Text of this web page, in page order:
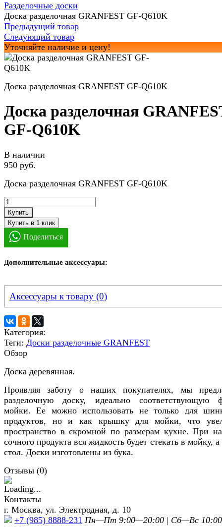
Разделочные доски
Доска разделочная GRANFEST GF-Q610K
Предыдущий товар
Следующий товар
Уточняйте наличие и цену!
Доска разделочная GRANFEST GF-Q610K
Доска разделочная
GF-Q610K
В наличии
950 руб.
Доска разделочная GRANFEST GF-Q610K
Купить
Поделиться
Дополнительные аксессуары:
Аксессуары к товару (0)
Категория:
Теги: Доски разделочные GRANFEST
Обзор
Доска деревянная.
Проявляя заботу о наших покупателях, мы
разделочную доску, идеально соответствующую
мойки. Ее можно использовать не только для
продуктов, но и как крышку для мойки, что
пространство в скромной по размерам кухне. При
сочного продукта вся жидкость будет стекать в мойку,
стол. Доски изготовлены из бука.
Отзывы (0)
Контакты
г. Москва, ул. Электродная, д. 10
+7 (985) 8888-231 Пн—Пт 9:00—20:00 | Сб—Вс